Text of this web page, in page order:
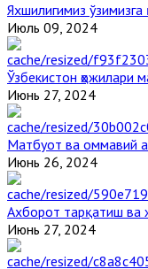
Яхшилигимиз
Июль 09, 2024
Ўзбекистон ҳожилари
Июнь 27, 2024
Матбуот ва оммавий
Июнь 26, 2024
Ахборот тарқатиш ва
Июнь 27, 2024